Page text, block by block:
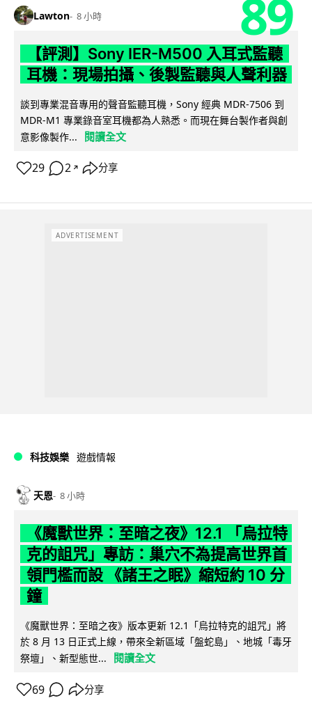
Lawton 8 小時 89
【評測】Sony IER-M500 入耳式監聽
耳機：現場拍攝、後製監聽與人聲利器
談到專業混音專用的聲音監聽耳機，Sony 經典 MDR-7506 到
MDR-M1 專業錄音室耳機都為人熟悉。而現在舞台製作者與創
意影像製作...
閱讀全文
29 2 ↗ 分享
ADVERTISEMENT
科技娛樂 遊戲情報
天恩 8 小時
《魔獸世界：至暗之夜》12.1 「烏拉特
克的詛咒」專訪：巢穴不為提高世界首
領門檻而設 《諸王之眠》縮短約 10 分
鐘
《魔獸世界：至暗之夜》版本更新 12.1「烏拉特克的詛咒」將
於 8 月 13 日正式上線，帶來全新區域「盤蛇島」、地城「毒牙
祭壇」、新型態世...
閱讀全文
69 分享